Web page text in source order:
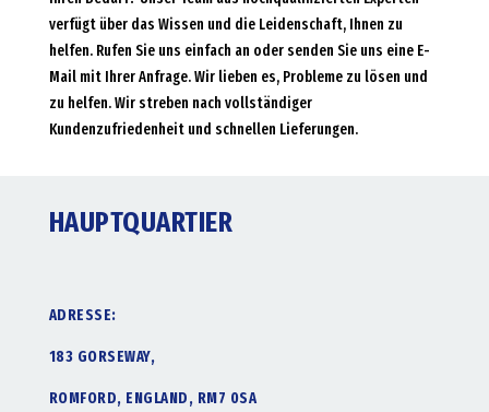
verfügt über das Wissen und die Leidenschaft, Ihnen zu
helfen. Rufen Sie uns einfach an oder senden Sie uns eine E-
Mail mit Ihrer Anfrage. Wir lieben es, Probleme zu lösen und
zu helfen. Wir streben nach vollständiger
Kundenzufriedenheit und schnellen Lieferungen.
HAUPTQUARTIER
ADRESSE:
183 GORSEWAY,
ROMFORD, ENGLAND, RM7 0SA